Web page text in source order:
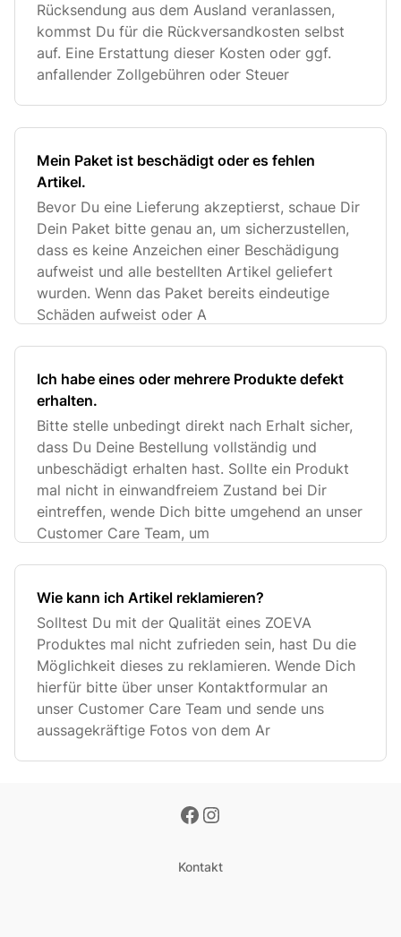
Rücksendung aus dem Ausland veranlassen,
kommst Du für die Rückversandkosten selbst
auf. Eine Erstattung dieser Kosten oder ggf.
anfallender Zollgebühren oder Steuer
Mein Paket ist beschädigt oder es fehlen
Artikel.
Bevor Du eine Lieferung akzeptierst, schaue Dir
Dein Paket bitte genau an, um sicherzustellen,
dass es keine Anzeichen einer Beschädigung
aufweist und alle bestellten Artikel geliefert
wurden. Wenn das Paket bereits eindeutige
Schäden aufweist oder A
Ich habe eines oder mehrere Produkte defekt
erhalten.
Bitte stelle unbedingt direkt nach Erhalt sicher,
dass Du Deine Bestellung vollständig und
unbeschädigt erhalten hast. Sollte ein Produkt
mal nicht in einwandfreiem Zustand bei Dir
eintreffen, wende Dich bitte umgehend an unser
Customer Care Team, um
Wie kann ich Artikel reklamieren?
Solltest Du mit der Qualität eines ZOEVA
Produktes mal nicht zufrieden sein, hast Du die
Möglichkeit dieses zu reklamieren. Wende Dich
hierfür bitte über unser Kontaktformular an
unser Customer Care Team und sende uns
aussagekräftige Fotos von dem Ar
Kontakt